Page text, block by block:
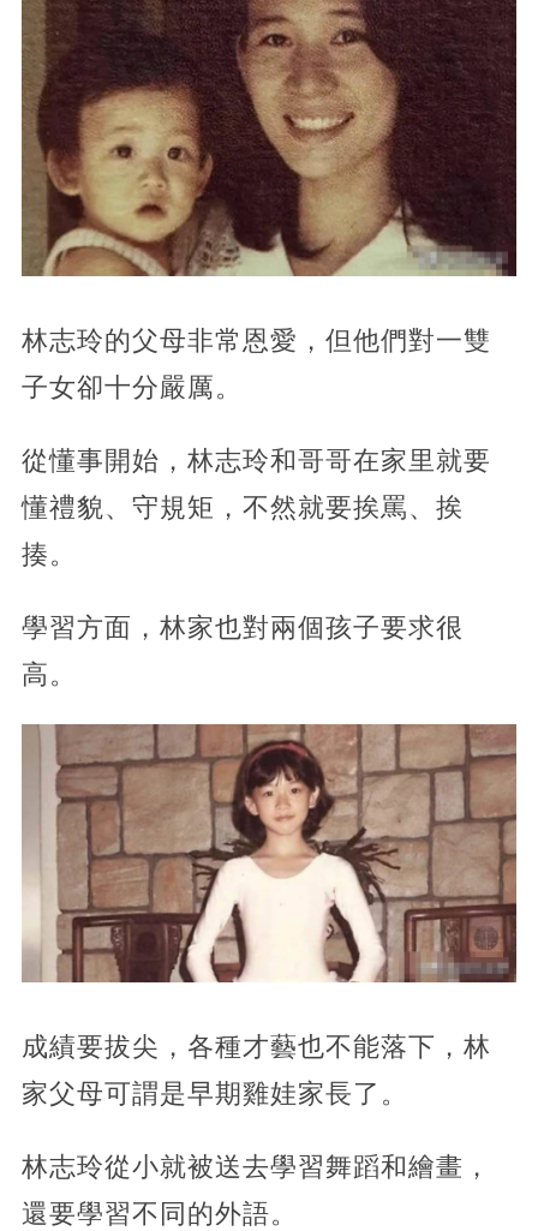
林志玲的父母非常恩愛，但他們對一雙
子女卻十分嚴厲。
從懂事開始，林志玲和哥哥在家里就要
懂禮貌、守規矩，不然就要挨罵、挨
揍。
學習方面，林家也對兩個孩子要求很
高。
成績要拔尖，各種才藝也不能落下，林
家父母可謂是早期雞娃家長了。
林志玲從小就被送去學習舞蹈和繪畫，
還要學習不同的外語。